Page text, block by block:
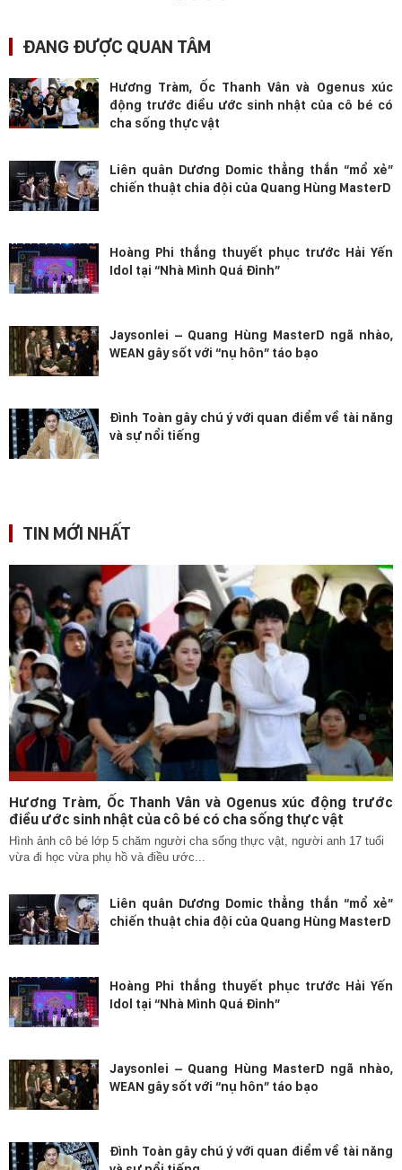
ĐANG ĐƯỢC QUAN TÂM
Hương Tràm, Ốc Thanh Vân và Ogenus xúc
động trước điều ước sinh nhật của cô bé có
cha sống thực vật
Liên quân Dương Domic thẳng thắn “mổ xẻ”
chiến thuật chia đội của Quang Hùng MasterD
Hoàng Phi thắng thuyết phục trước Hải Yến
Idol tại “Nhà Mình Quá Đỉnh”
Jaysonlei – Quang Hùng MasterD ngã nhào,
WEAN gây sốt với “nụ hôn” táo bạo
Đình Toàn gây chú ý với quan điểm về tài năng
và sự nổi tiếng
TIN MỚI NHẤT
Hương Tràm, Ốc Thanh Vân và Ogenus xúc động trước
điều ước sinh nhật của cô bé có cha sống thực vật
Hình ảnh cô bé lớp 5 chăm người cha sống thực vật, người anh 17 tuổi
vừa đi học vừa phụ hồ và điều ước...
Liên quân Dương Domic thẳng thắn “mổ xẻ”
chiến thuật chia đội của Quang Hùng MasterD
Hoàng Phi thắng thuyết phục trước Hải Yến
Idol tại “Nhà Mình Quá Đỉnh”
Jaysonlei – Quang Hùng MasterD ngã nhào,
WEAN gây sốt với “nụ hôn” táo bạo
Đình Toàn gây chú ý với quan điểm về tài năng